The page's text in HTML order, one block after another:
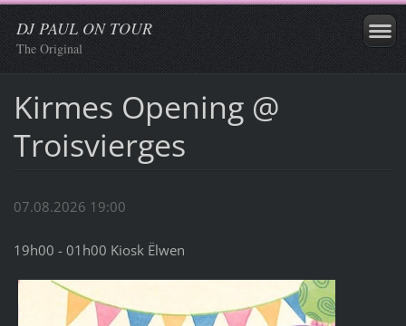
DJ PAUL ON TOUR
The Original
Kirmes Opening @
Troisvierges
07.08.2026 19:00
19h00 - 01h00 Kiosk Ëlwen